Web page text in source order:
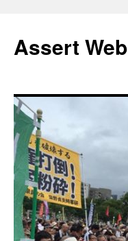
テ
ン
ス
キ
ッ
プ
Assert Web